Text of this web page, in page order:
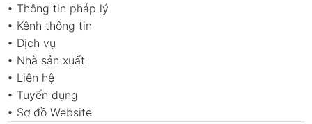
• Thông tin pháp lý
• Kênh thông tin
• Dịch vụ
• Nhà sản xuất
• Liên hệ
• Tuyển dụng
• Sơ đồ Website